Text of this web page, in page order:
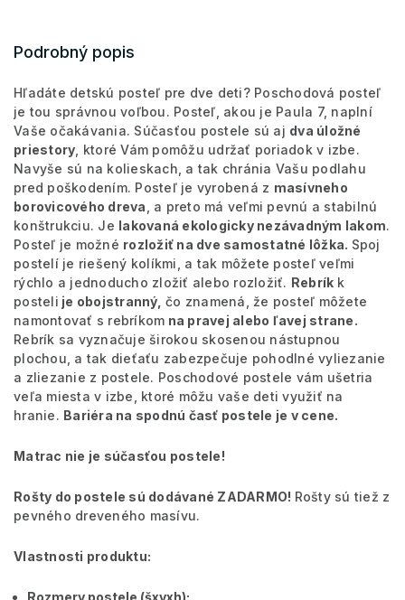
Podrobný popis
Hľadáte detskú posteľ pre dve deti? Poschodová posteľ
je tou správnou voľbou. Posteľ, akou je Paula 7, naplní
Vaše očakávania. Súčasťou postele sú aj dva úložné
priestory , ktoré Vám pomôžu udržať poriadok v izbe.
Navyše sú na kolieskach, a tak chránia Vašu podlahu
pred poškodením. Posteľ je vyrobená z masívneho
borovicového dreva , a preto má veľmi pevnú a stabilnú
konštrukciu. Je lakovaná ekologicky nezávadným lakom.
Posteľ je možné rozložiť na dve samostatné lôžka. Spoj
postelí je riešený kolíkmi, a tak môžete posteľ veľmi
rýchlo a jednoducho zložiť alebo rozložiť. Rebrík k
posteli je obojstranný, čo znamená, že posteľ môžete
namontovať s rebríkom na pravej alebo ľavej strane.
Rebrík sa vyznačuje širokou skosenou nástupnou
plochou, a tak dieťaťu zabezpečuje pohodlné vyliezanie
a zliezanie z postele. Poschodové postele vám ušetria
veľa miesta v izbe, ktoré môžu vaše deti využiť na
hranie. Bariéra na spodnú časť postele je v cene.
Matrac nie je súčasťou postele!
Rošty do postele sú dodávané ZADARMO! Rošty sú tiež z
pevného dreveného masívu.
Vlastnosti produktu:
Rozmery postele (šxvxh):